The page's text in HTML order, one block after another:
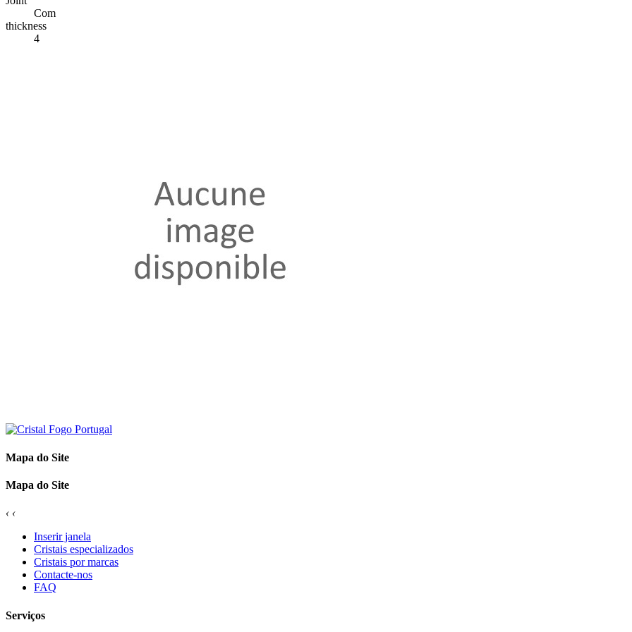
Com
thickness
4
Mapa do Site
Mapa do Site
‹ ‹
Inserir janela
Cristais especializados
Cristais por marcas
Contacte-nos
FAQ
Serviços